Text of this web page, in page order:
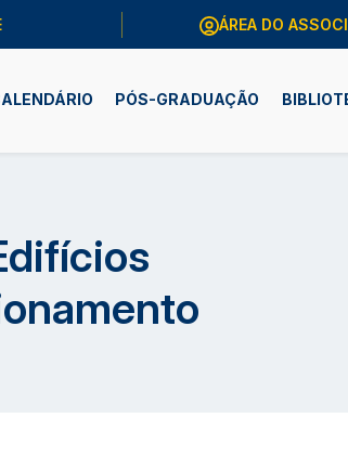
ÁREA DO
PÓS-GRADUAÇÃO